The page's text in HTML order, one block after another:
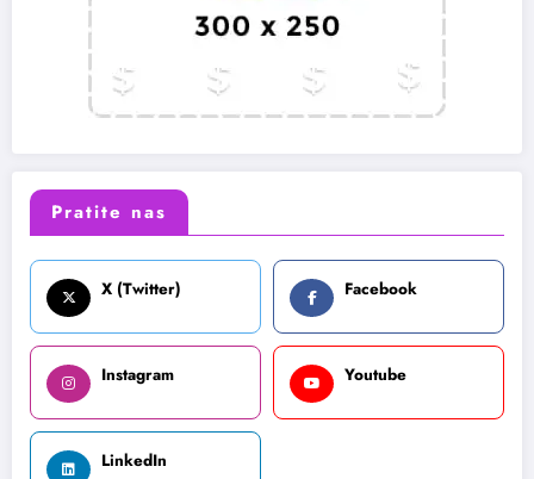
Pratite nas
X (Twitter) Facebook
Instagram Youtube
LinkedIn